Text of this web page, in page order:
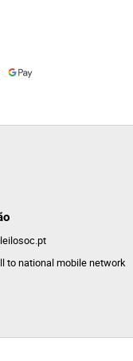
to national mobile network